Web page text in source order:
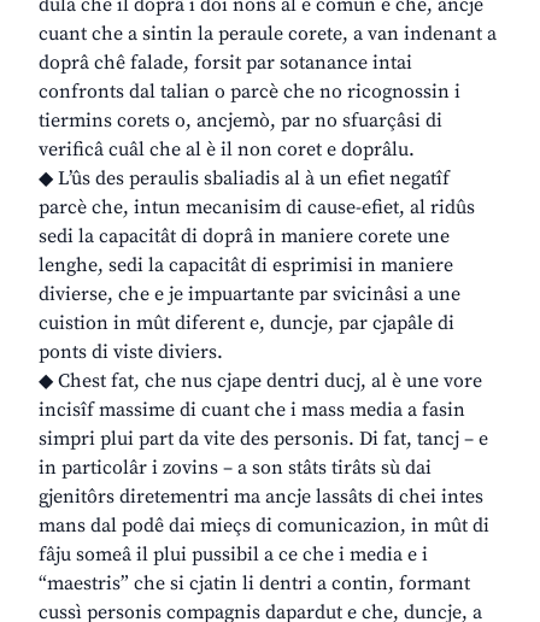
dulà che il doprâ i doi nons al è comun e che, ancje
cuant che a sintin la peraule corete, a van indenant a
doprâ chê falade, forsit par sotanance intai
confronts dal talian o parcè che no ricognossin i
tiermins corets o, ancjemò, par no sfuarçâsi di
verificâ cuâl che al è il non coret e doprâlu.
◆ L’ûs des peraulis sbaliadis al à un efiet negatîf
parcè che, intun mecanisim di cause-efiet, al ridûs
sedi la capacitât di doprâ in maniere corete une
lenghe, sedi la capacitât di esprimisi in maniere
divierse, che e je impuartante par svicinâsi a une
cuistion in mût diferent e, duncje, par cjapâle di
ponts di viste diviers.
◆ Chest fat, che nus cjape dentri ducj, al è une vore
incisîf massime di cuant che i mass media a fasin
simpri plui part da vite des personis. Di fat, tancj – e
in particolâr i zovins – a son stâts tirâts sù dai
gjenitôrs diretementri ma ancje lassâts di chei intes
mans dal podê dai mieçs di comunicazion, in mût di
fâju someâ il plui pussibil a ce che i media e i
“maestris” che si cjatin li dentri a contin, formant
cussì personis compagnis dapardut e che, duncje, a